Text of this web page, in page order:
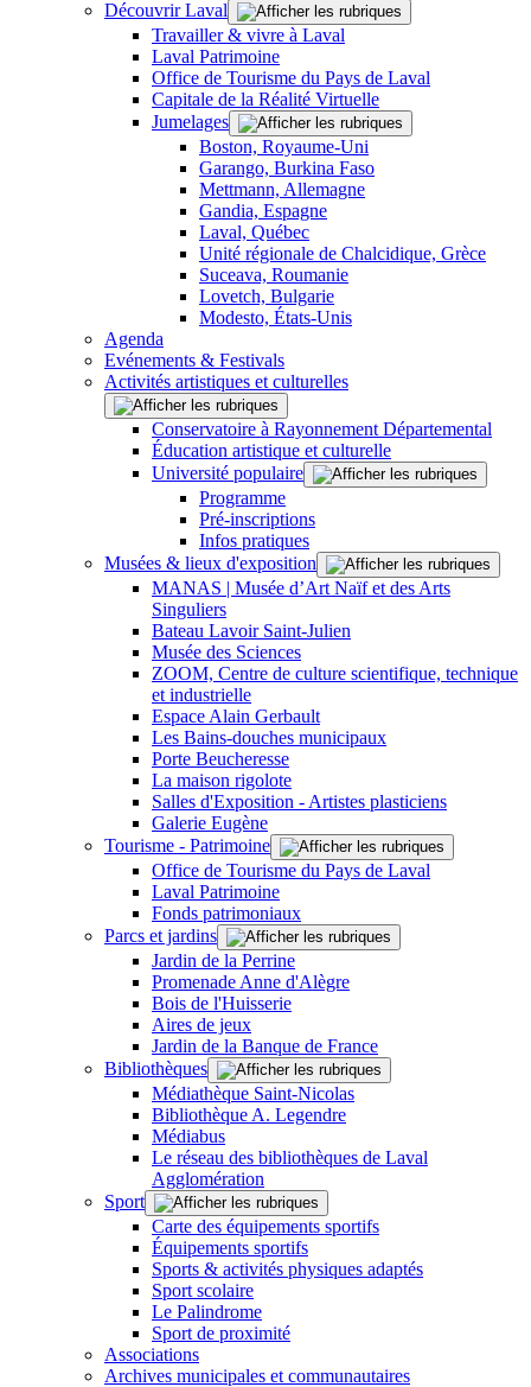
Découvrir Laval
Travailler & vivre à Laval
Laval Patrimoine
Office de Tourisme du Pays de Laval
Capitale de la Réalité Virtuelle
Jumelages
Boston, Royaume-Uni
Garango, Burkina Faso
Mettmann, Allemagne
Gandia, Espagne
Laval, Québec
Unité régionale de Chalcidique, Grèce
Suceava, Roumanie
Lovetch, Bulgarie
Modesto, États-Unis
Agenda
Evénements & Festivals
Activités artistiques et culturelles
Conservatoire à Rayonnement Départemental
Éducation artistique et culturelle
Université populaire
Programme
Pré-inscriptions
Infos pratiques
Musées & lieux d'exposition
MANAS | Musée d’Art Naïf et des Arts
Singuliers
Bateau Lavoir Saint-Julien
Musée des Sciences
ZOOM, Centre de culture scientifique, technique
et industrielle
Espace Alain Gerbault
Les Bains-douches municipaux
Porte Beucheresse
La maison rigolote
Salles d'Exposition - Artistes plasticiens
Galerie Eugène
Tourisme - Patrimoine
Office de Tourisme du Pays de Laval
Laval Patrimoine
Fonds patrimoniaux
Parcs et jardins
Jardin de la Perrine
Promenade Anne d'Alègre
Bois de l'Huisserie
Aires de jeux
Jardin de la Banque de France
Bibliothèques
Médiathèque Saint-Nicolas
Bibliothèque A. Legendre
Médiabus
Le réseau des bibliothèques de Laval
Agglomération
Sport
Carte des équipements sportifs
Équipements sportifs
Sports & activités physiques adaptés
Sport scolaire
Le Palindrome
Sport de proximité
Associations
Archives municipales et communautaires